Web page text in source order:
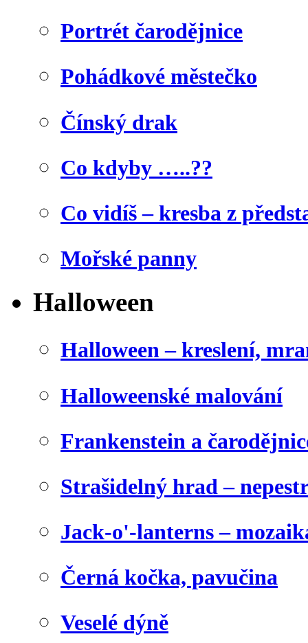
Portrét čarodějnice
Pohádkové městečko
Čínský drak
Co kdyby …..??
Co vidíš – kresba z
Mořské panny
Halloween
Halloween – kreslení,
Halloweenské malování
Frankenstein a
Strašidelný hrad –
Jack-o'-lanterns –
Černá kočka, pavučina
Veselé dýně